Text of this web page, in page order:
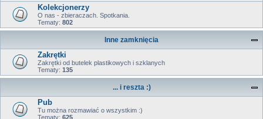
Kolekcjonerzy
O nas - zbieraczach. Spotkania.
Tematy: 802
Inne zamknięcia
Zakrętki
Zakrętki od butelek plastikowych i szklanych
Tematy: 135
... i reszta :)
Pub
Tu można rozmawiać o wszystkim :)
Tematy: 625